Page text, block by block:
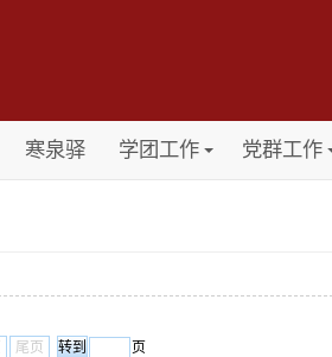
寒泉驿 学团工作 党群工作
尾页 页